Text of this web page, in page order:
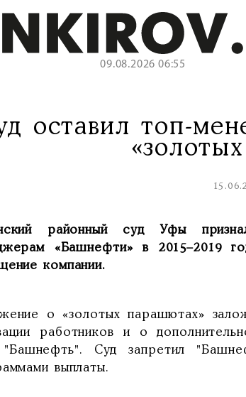
09.08.2026 06:55
оставил топ-
районный суд Уфы
«Башнефти» в 2015–2019
компании.
о «золотых парашютах»
работников и о
Суд запретил
выплаты.